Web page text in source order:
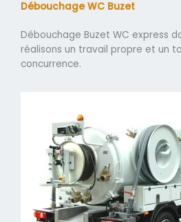
Débouchage WC Buzet
Débouchage Buzet WC express
réalisons un travail propre et un
concurrence.